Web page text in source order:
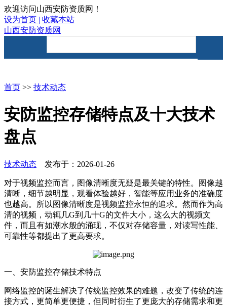
欢迎访问山西安防资质网！
设为首页 | 收藏本站
山西安防资质网
首页 >> 技术动态
安防监控存储特点及十大技术
盘点
技术动态 发布于：2026-01-26
对于视频监控而言，图像清晰度无疑是最关键的特性。图像越
清晰，细节越明显，观看体验越好，智能等应用业务的准确度
也越高。所以图像清晰度是视频监控永恒的追求。然而作为高
清的视频，动辄几G到几十G的文件大小，这么大的视频文
件，而且有如潮水般的涌现，不仅对存储容量，对读写性能、
可靠性等都提出了更高要求。
一、安防监控存储技术特点
网络监控的诞生解决了传统监控效果的难题，改变了传统的连
接方式，更简单更便捷，但同时衍生了更庞大的存储需求和更